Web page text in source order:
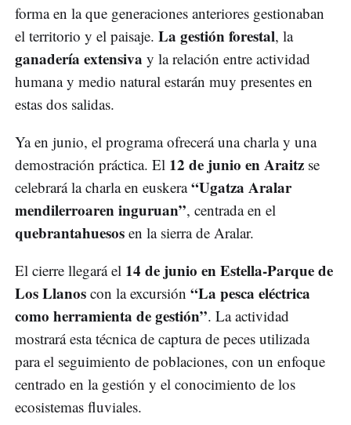
forma en la que generaciones anteriores gestionaban
el territorio y el paisaje. La gestión forestal, la
ganadería extensiva y la relación entre actividad
humana y medio natural estarán muy presentes en
estas dos salidas.
Ya en junio, el programa ofrecerá una charla y una
demostración práctica. El 12 de junio en Araitz se
celebrará la charla en euskera“Ugatza Aralar
mendilerroaren inguruan”, centrada en el
quebrantahuesos en la sierra de Aralar.
El cierre llegará el 14 de junio en Estella-Parque de
Los Llanos con la excursión “La pesca eléctrica
como herramienta de gestión”. La actividad
mostrará esta técnica de captura de peces utilizada
para el seguimiento de poblaciones, con un enfoque
centrado en la gestión y el conocimiento de los
ecosistemas fluviales.